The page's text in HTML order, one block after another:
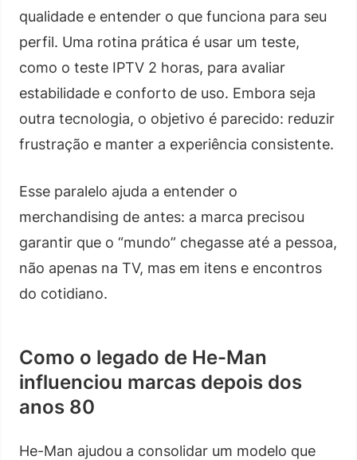
qualidade e entender o que funciona para seu
perfil. Uma rotina prática é usar um teste,
como o teste IPTV 2 horas, para avaliar
estabilidade e conforto de uso. Embora seja
outra tecnologia, o objetivo é parecido: reduzir
frustração e manter a experiência consistente.
Esse paralelo ajuda a entender o
merchandising de antes: a marca precisou
garantir que o “mundo” chegasse até a pessoa,
não apenas na TV, mas em itens e encontros
do cotidiano.
Como o legado de He-Man
influenciou marcas depois dos
anos 80
He-Man ajudou a consolidar um modelo que